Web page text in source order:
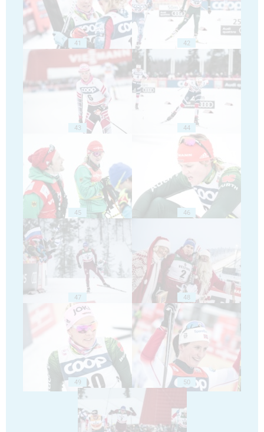
41 42
43 44
45 46
47 48
49 50